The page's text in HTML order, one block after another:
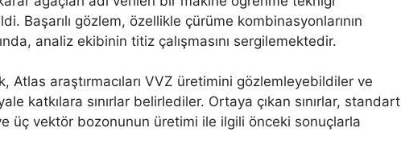
Başarılı gözlem, özellikle çürüme kombinasyonlarının
analiz ekibinin titiz çalışmasını sergilemektedir.
Atlas araştırmacıları VVZ üretimini gözlemleyebildiler ve
katkılara sınırlar belirlediler. Ortaya çıkan sınırlar, standart
üç vektör bozonunun üretimi ile ilgili önceki sonuçlarla